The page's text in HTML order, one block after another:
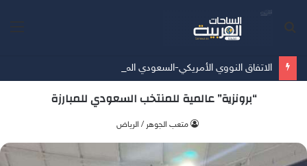
“برونزية” عالمية للمنتخب السعودي للمبارزة
متعب الجوهر / الرياض